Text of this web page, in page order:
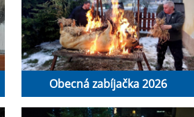
Obecná zabíjačka 2026